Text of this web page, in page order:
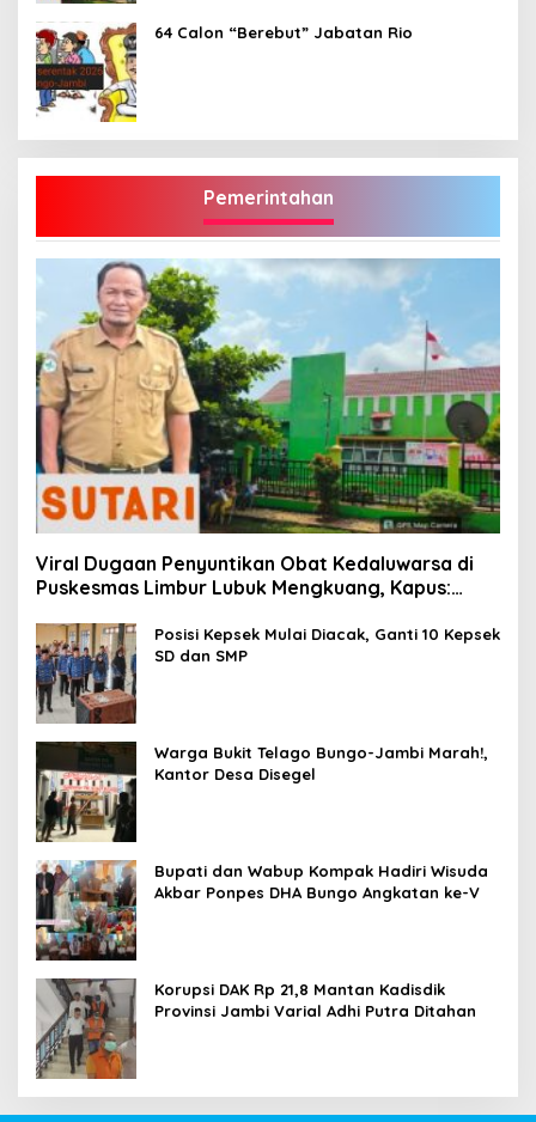
64 Calon “Berebut” Jabatan Rio
Pemerintahan
Viral Dugaan Penyuntikan Obat Kedaluwarsa di
Puskesmas Limbur Lubuk Mengkuang, Kapus:
Posisi Kepsek Mulai Diacak, Ganti 10 Kepsek
SD dan SMP
Warga Bukit Telago Bungo-Jambi Marah!,
Kantor Desa Disegel
Bupati dan Wabup Kompak Hadiri Wisuda
Akbar Ponpes DHA Bungo Angkatan ke-V
Korupsi DAK Rp 21,8 Mantan Kadisdik
Provinsi Jambi Varial Adhi Putra Ditahan